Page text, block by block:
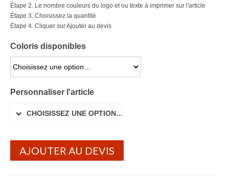
Étape 2. Le nombre couleurs du logo et ou texte à imprimer sur l'article
Étape 3. Choisissez la quantité
Étape 4. Cliquer sur Ajouter au devis
Coloris disponibles
CHOISISSEZ UNE OPTION…
Personnaliser l'article
CHOISISSEZ UNE OPTION…
AJOUTER AU DEVIS